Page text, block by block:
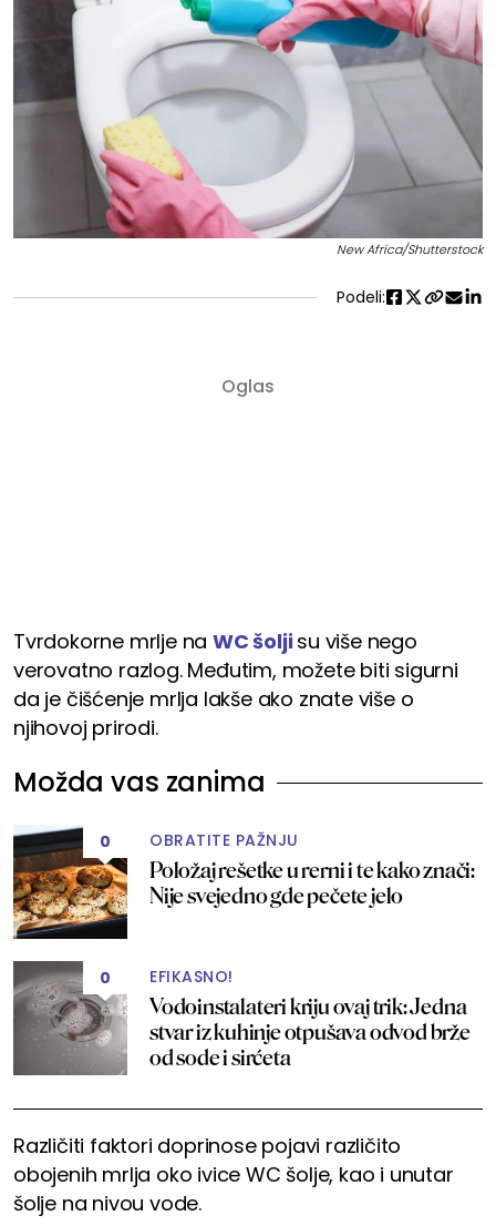
New Africa/Shutterstock
Podeli:
Tvrdokorne mrlje na WC šoljisu više nego
verovatno razlog. Međutim, možete biti sigurni
da je čišćenje mrlja lakše ako znate više o
njihovoj prirodi.
Možda vas zanima
0 OBRATITE PAŽNJU
Položaj rešetke u rerni i te kako znači:
Nije svejedno gde pečete jelo
0 EFIKASNO!
Vodoinstalateri kriju ovaj trik: Jedna
stvar iz kuhinje otpušava odvod brže
od sode i sirćeta
Različiti faktori doprinose pojavi različito
obojenih mrlja oko ivice WC šolje, kao i unutar
šolje na nivou vode.